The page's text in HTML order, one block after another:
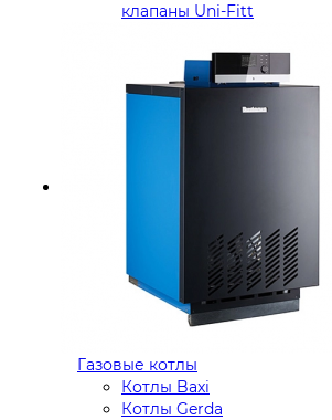
клапаны Uni-Fitt
Газовые котлы
Котлы Baxi
Котлы Gerda